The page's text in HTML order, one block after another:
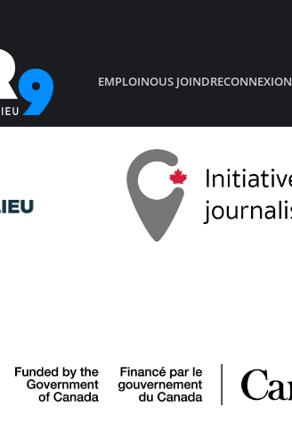
EMPLOINOUS JOINDRECONNEXION